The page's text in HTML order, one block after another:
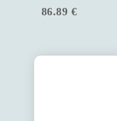
86.89 €